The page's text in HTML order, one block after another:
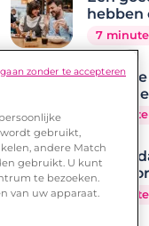
hebben
zijn de
7
Lexa,
5
Eerste
tips
eerste
8
wordt gebruikt,
andere Match
gebruikt. U kunt
te bezoeken.
van uw apparaat.
zonder te accepteren